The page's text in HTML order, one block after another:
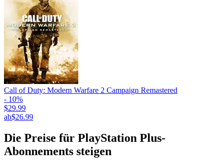
Call of Duty: Modern Warfare 2 Campaign Remastered
- 10%
$29.99
ab$26.99
Die Preise für PlayStation Plus-
Abonnements steigen